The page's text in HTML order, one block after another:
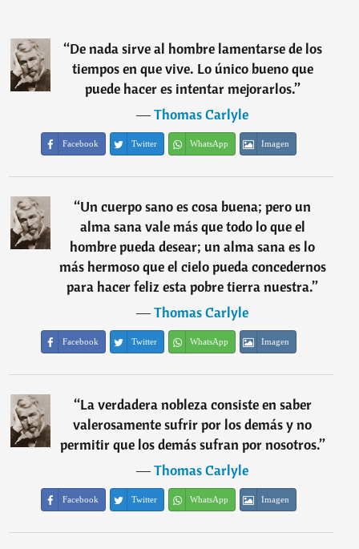
“De nada sirve al hombre lamentarse de los
tiempos en que vive. Lo único bueno que
puede hacer es intentar mejorarlos.”
―Thomas Carlyle
Facebook Twitter WhatsApp Imagen
“Un cuerpo sano es cosa buena; pero un
alma sana vale más que todo lo que el
hombre pueda desear; un alma sana es lo
más hermoso que el cielo pueda concedernos
para hacer feliz esta pobre tierra nuestra.”
―Thomas Carlyle
Facebook Twitter WhatsApp Imagen
“La verdadera nobleza consiste en saber
valerosamente sufrir por los demás y no
permitir que los demás sufran por nosotros.”
―Thomas Carlyle
Facebook Twitter WhatsApp Imagen